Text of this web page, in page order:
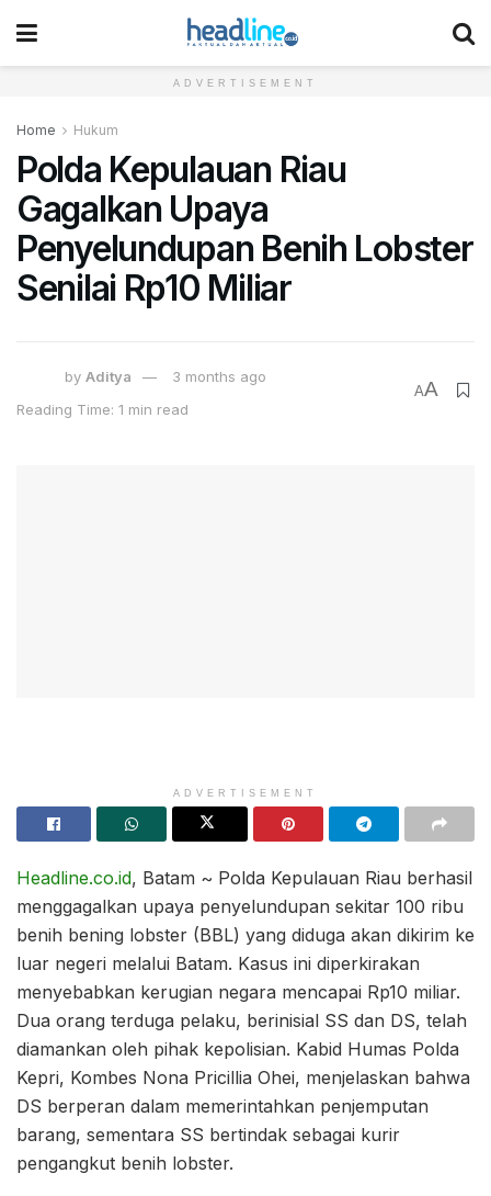
ADVERTISEMENT
Home Hukum
Polda Kepulauan Riau
Gagalkan Upaya
Penyelundupan Benih Lobster
Senilai Rp10 Miliar
by Aditya
3 months ago
Reading Time: 1 min read
AA
ADVERTISEMENT
Headline.co.id, Batam ~ Polda Kepulauan Riau berhasil
menggagalkan upaya penyelundupan sekitar 100 ribu
benih bening lobster (BBL) yang diduga akan dikirim ke
luar negeri melalui Batam. Kasus ini diperkirakan
menyebabkan kerugian negara mencapai Rp10 miliar.
Dua orang terduga pelaku, berinisial SS dan DS, telah
diamankan oleh pihak kepolisian. Kabid Humas Polda
Kepri, Kombes Nona Pricillia Ohei, menjelaskan bahwa
DS berperan dalam memerintahkan penjemputan
barang, sementara SS bertindak sebagai kurir
pengangkut benih lobster.